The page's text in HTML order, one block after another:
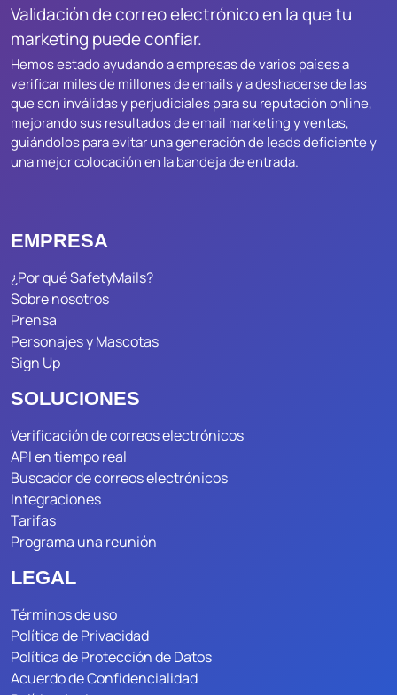
Validación de correo electrónico en la que tu
marketing puede confiar.
Hemos estado ayudando a empresas de varios países a
verificar miles de millones de emails y a deshacerse de las
que son inválidas y perjudiciales para su reputación online,
mejorando sus resultados de email marketing y ventas,
guiándolos para evitar una generación de leads deficiente y
una mejor colocación en la bandeja de entrada.
EMPRESA
¿Por qué SafetyMails?
Sobre nosotros
Prensa
Personajes y Mascotas
Sign Up
SOLUCIONES
Verificación de correos electrónicos
API en tiempo real
Buscador de correos electrónicos
Integraciones
Tarifas
Programa una reunión
LEGAL
Términos de uso
Política de Privacidad
Política de Protección de Datos
Acuerdo de Confidencialidad